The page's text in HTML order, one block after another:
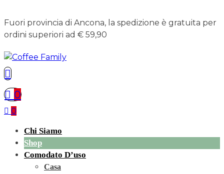
Fuori provincia di Ancona, la spedizione è gratuita per
ordini superiori ad € 59,90
0
0
Chi Siamo
Shop
Comodato D’uso
Casa